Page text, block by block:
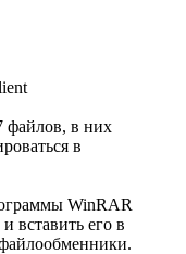
файлов, в них
в
WinRAR
вставить его в